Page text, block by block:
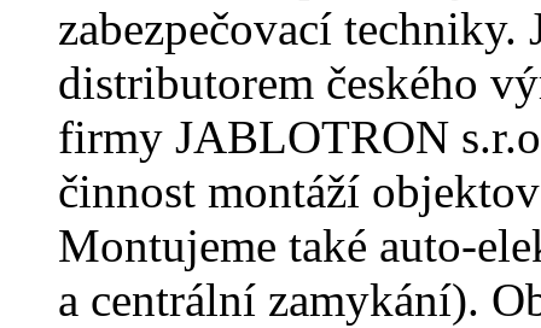
zabezpečovací techniky.
distributorem českého
firmy JABLOTRON
činnost montáží
Montujeme také auto-
a centrální zamykání).